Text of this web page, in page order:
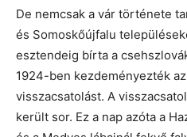
De nemcsak a vár története
és Somoskőújfalu
esztendeig bírta a
1924-ben kezdeményezték
visszacsatolást. A
került sor. Ez a nap azóta a